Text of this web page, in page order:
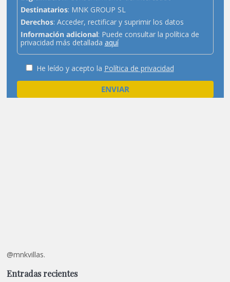
Destinatarios: MNK GROUP SL
Derechos: Acceder, rectificar y suprimir los datos
Información adicional: Puede consultar la política de
privacidad más detallada aquí
He leído y acepto la Política de privacidad
@mnkvillas.
Entradas recientes